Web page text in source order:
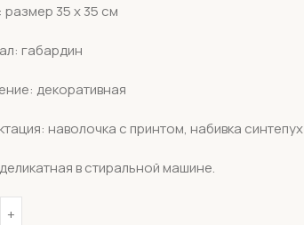
размер 35 х 35 см
габардин
декоративная
наволочка с принтом, набивка синтепух
в стиральной машине.